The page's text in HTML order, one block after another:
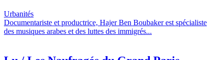
Urbanités
Documentariste et productrice, Hajer Ben Boubaker est spécialiste
des musiques arabes et des luttes des immigrés...